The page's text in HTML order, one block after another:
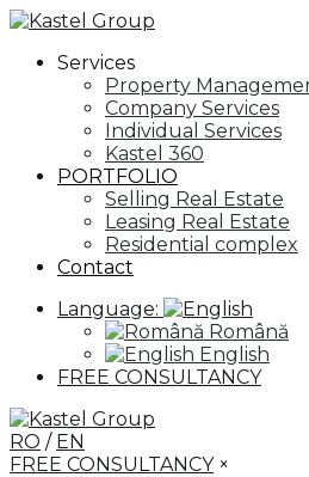
Services
Property
Company Services
Individual Services
Kastel 360
PORTFOLIO
Selling Real Estate
Leasing Real Estate
Residential complex
Contact
Language:
Română
English
FREE CONSULTANCY
RO / EN
FREE CONSULTANCY ×